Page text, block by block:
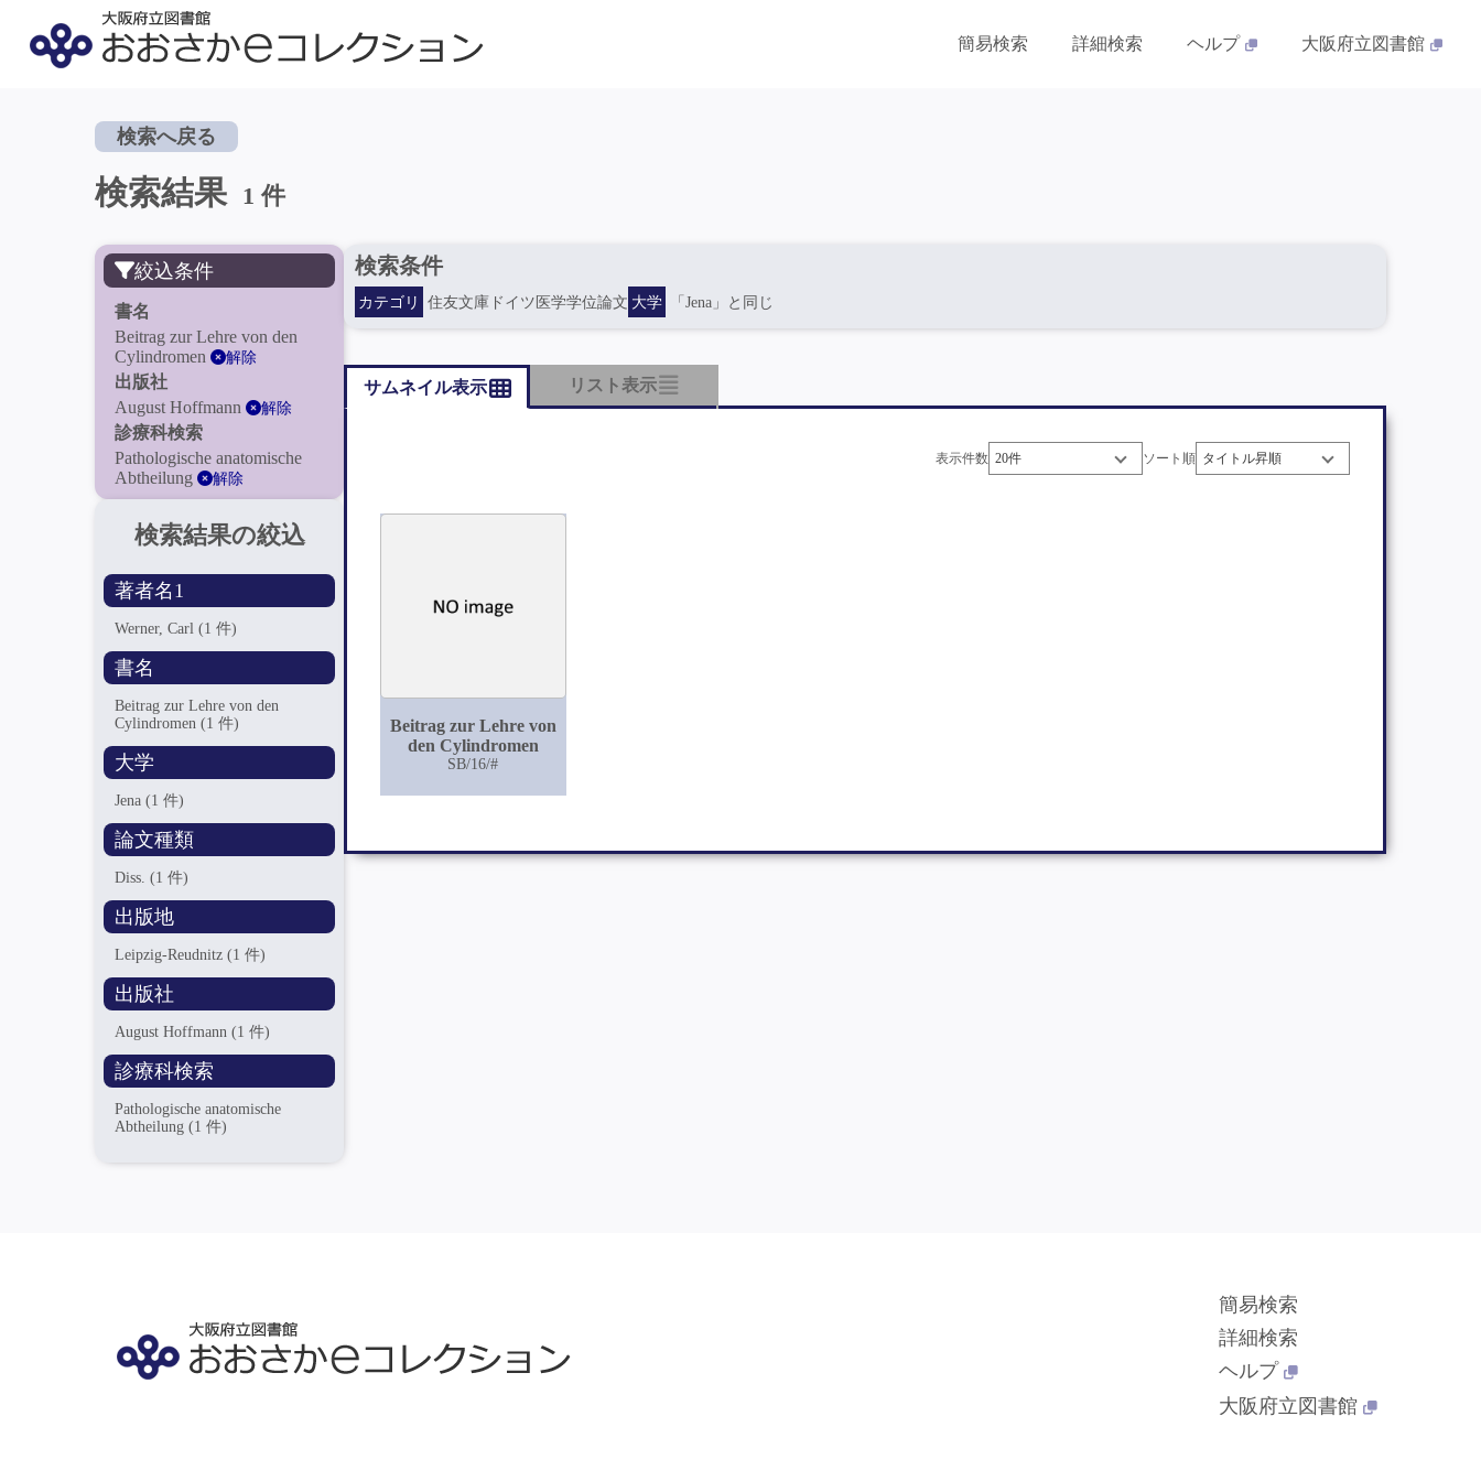
簡易検索 詳細検索 ヘルプ 大阪府立図書館
検索へ戻る
検索結果 1 件
絞込条件
書名
Beitrag zur Lehre von den
Cylindromen
解除
出版社
August Hoffmann
解除
診療科検索
Pathologische anatomische
Abtheilung
解除
検索結果の絞込
著者名1
Werner, Carl(1 件)
書名
Beitrag zur Lehre von den
Cylindromen(1 件)
大学
Jena(1 件)
論文種類
Diss.(1 件)
出版地
Leipzig-Reudnitz(1 件)
出版社
August Hoffmann(1 件)
診療科検索
Pathologische anatomische
Abtheilung(1 件)
検索条件
カテゴリ 住友文庫ドイツ医学学位論文 大学 「Jena」と同じ
サムネイル表示 リスト表示
表示件数 ソート順
Beitrag zur Lehre von
den Cylindromen
SB/16/#
簡易検索
詳細検索
ヘルプ
大阪府立図書館